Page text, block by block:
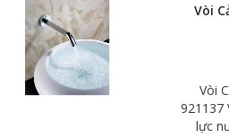
Vòi
Vòi
921137
lực